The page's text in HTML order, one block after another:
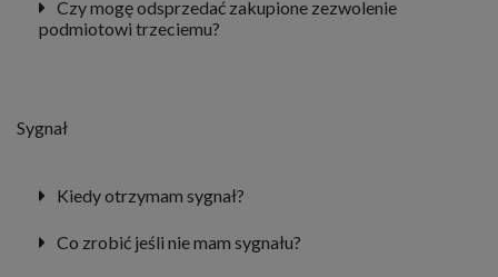
Czy mogę odsprzedać zakupione zezwolenie
podmiotowi trzeciemu?
Sygnał
Kiedy otrzymam sygnał?
Co zrobić jeśli nie mam sygnału?